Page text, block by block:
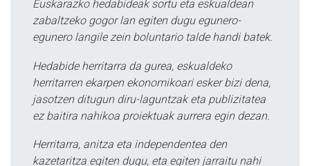
Euskarazko hedabideak sortu eta eskualdean
zabaltzeko gogor lan egiten dugu egunero-
egunero langile zein boluntario talde handi batek.
Hedabide herritarra da gurea, eskualdeko
herritarren ekarpen ekonomikoari esker bizi dena,
jasotzen ditugun diru-laguntzak eta publizitatea
ez baitira nahikoa proiektuak aurrera egin dezan.
Herritarra, anitza eta independentea den
kazetaritza egiten dugu, eta egiten jarraitu nahi